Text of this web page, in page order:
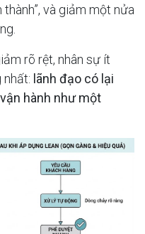
và giảm một nửa
rõ rệt, nhân sự ít
nhất: lãnh đạo có lại
hành như một